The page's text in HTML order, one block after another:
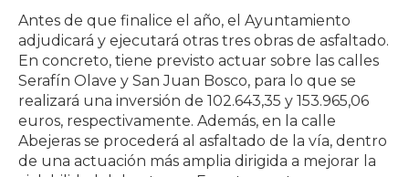
Antes de que finalice el año, el Ayuntamiento
adjudicará y ejecutará otras tres obras de asfaltado.
En concreto, tiene previsto actuar sobre las calles
Serafín Olave y San Juan Bosco, para lo que se
realizará una inversión de 102.643,35 y 153.965,06
euros, respectivamente. Además, en la calle
Abejeras se procederá al asfaltado de la vía, dentro
de una actuación más amplia dirigida a mejorar la